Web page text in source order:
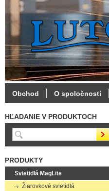
HĽADANIE V PRODUKTOCH
PRODUKTY
Svietidlá MagLite
Žiarovkové svietidlá
Obchod O spoločnosti